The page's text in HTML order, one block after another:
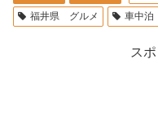
福井県 グルメ
車中
ス